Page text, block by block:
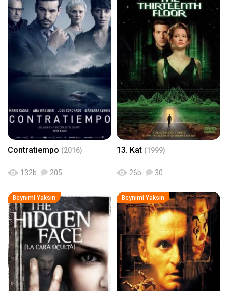
Contratiempo (2016)
132b 205
13. Kat (1999)
26b 30
Beynimi Yaksın Beynimi Yaksın